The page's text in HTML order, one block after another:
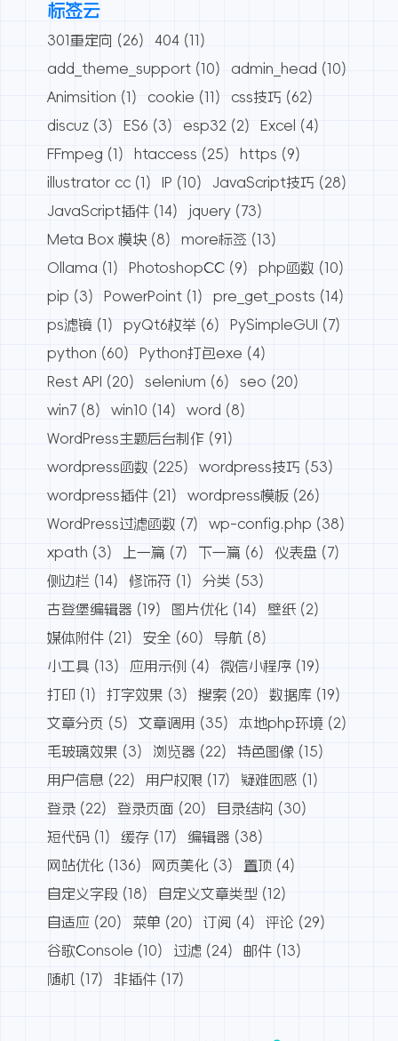
标签云
301重定向 (26) 404 (11)
add_theme_support (10) admin_head (10)
Animsition (1) cookie (11) css技巧 (62)
discuz (3) ES6 (3) esp32 (2) Excel
(4)
FFmpeg (1) htaccess (25) https (9)
illustrator cc (1) IP (10) JavaScript技巧 (28)
JavaScript插件 (14) jquery (73)
Meta Box 模块 (8) more标签 (13)
Ollama (1) PhotoshopCC (9) php函数 (10)
pip (3) PowerPoint (1) pre_get_posts (14)
ps滤镜 (1) pyQt6枚举 (6) PySimpleGUI
(7)
python (60) Python打包exe (4)
Rest API
(20) selenium (6) seo (20)
win7 (8) win10 (14) word (8)
WordPress主题后台制作 (91)
wordpress函数 (225) wordpress技巧 (53)
wordpress插件 (21) wordpress模板 (26)
WordPress过滤函数 (7) wp-config.php (38)
xpath (3) 上一篇 (7) 下一篇 (6) 仪表盘 (7)
侧边栏 (14) 修饰符 (1) 分类 (53)
古登堡编辑器 (19) 图片优化 (14) 壁纸 (2)
媒体附件 (21) 安全 (60) 导航 (8)
小工具 (13) 应用示例 (4) 微信小程序 (19)
打印 (1) 打字效果 (3) 搜索 (20) 数据库 (19)
文章分页 (5) 文章调用 (35) 本地php环境 (2)
毛玻璃效果 (3) 浏览器 (22) 特色图像 (15)
用户信息 (22) 用户权限 (17) 疑难困惑 (1)
登录 (22) 登录页面 (20) 目录结构 (30)
短代码 (1) 缓存 (17) 编辑器 (38)
网站优化 (136) 网页美化 (3) 置顶 (4)
自定义字段 (18) 自定义文章类型 (12)
自适应 (20) 菜单 (20) 订阅 (4) 评论 (29)
谷歌Console (10) 过滤 (24) 邮件 (13)
随机
(17) 非插件 (17)